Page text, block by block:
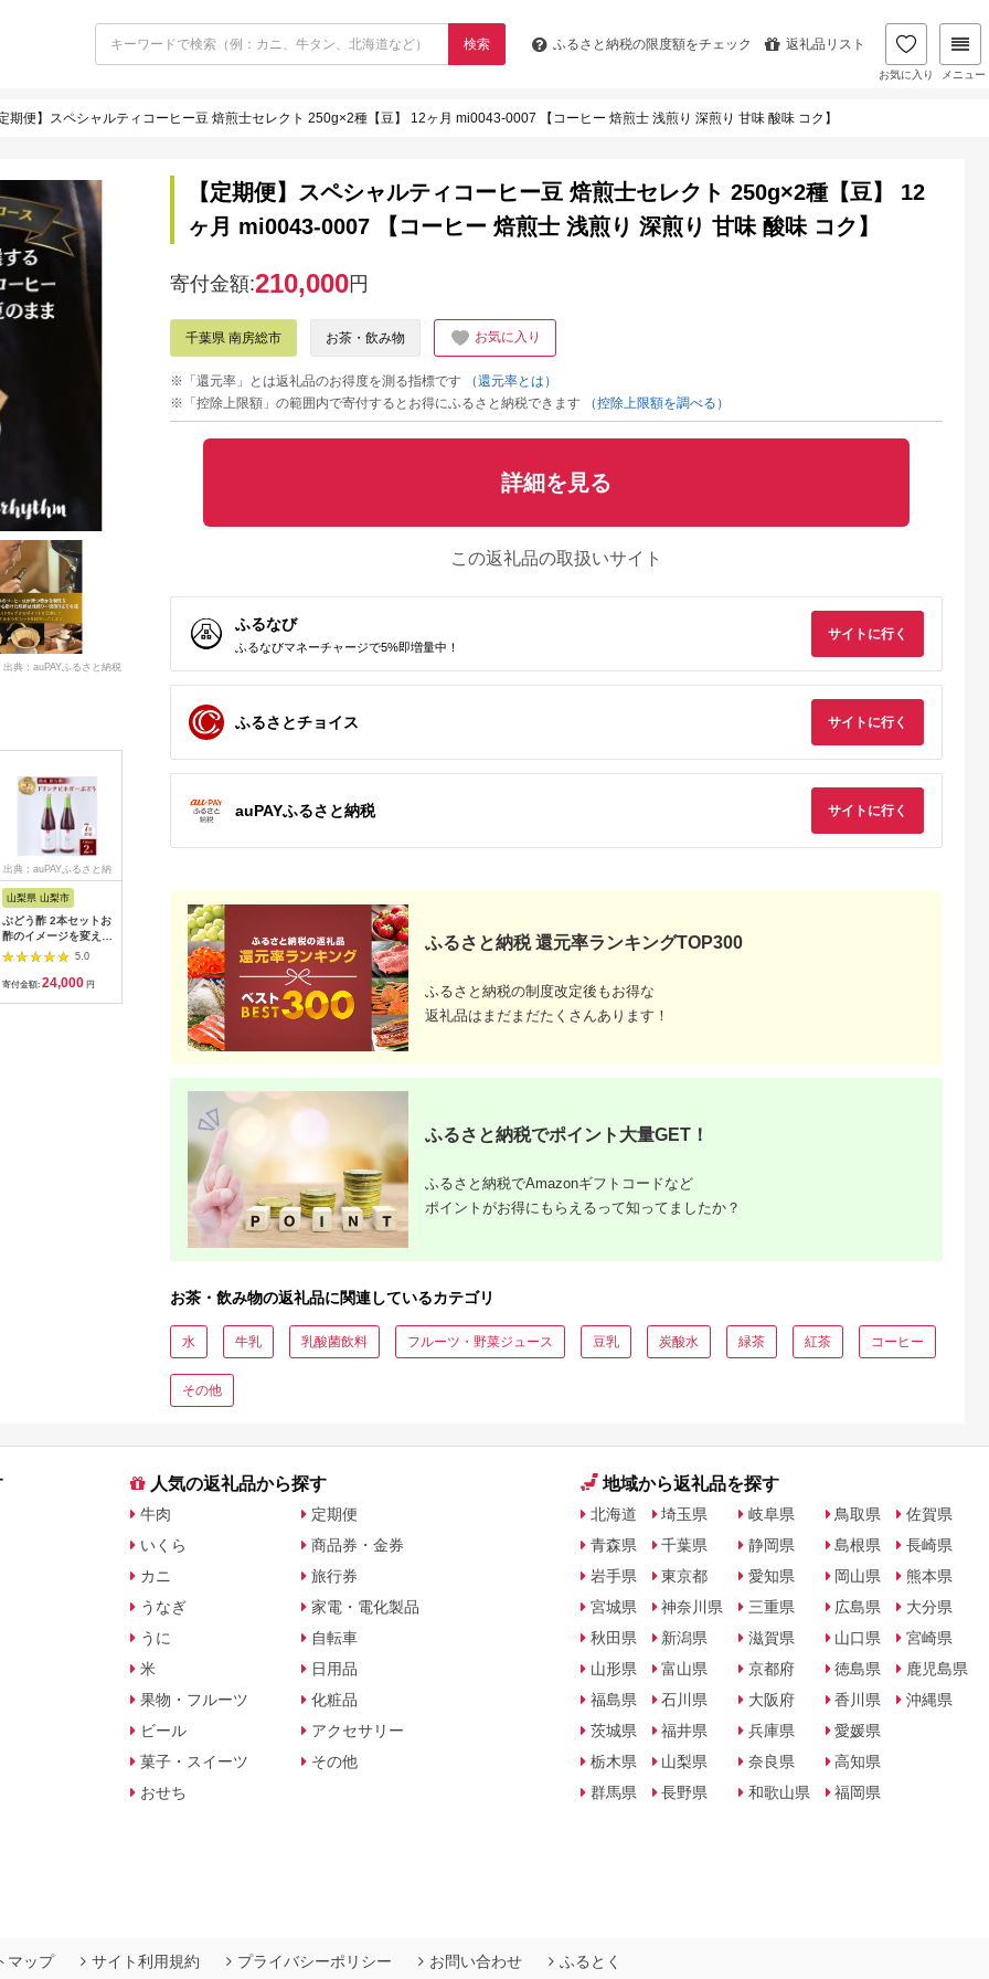
検索 ふるさと納税の限度額をチェック 返礼品リスト
お気に入り メニュー
定期便】スペシャルティコーヒー豆 焙煎士セレクト 250g×2種【豆】 12ヶ月 mi0043-0007 【コーヒー 焙煎士 浅煎り 深煎り 甘味 酸味 コク】
出典：auPAYふるさと納税
出典：auPAYふるさと納
山梨県 山梨市
ぶどう酢 2本セットお
酢のイメージを変える
熟成飲む酢!ドリンク
ビネガーぶどう (7倍
濃縮タイプ)_ ふるさ
5.0
寄付金額: 24,000 円
契約農家が露地栽培し
た完熟トマトケチャッ
プ（320g瓶×4個）保
存料 無添加 国産 北海
道産 n-0080
5.0
寄付金額:13,000
自家焙煎珈琲 イルガ
チェフェ（豆） 300g
5.0
寄付金額: 10,000円
ヒドライゼロ
500ml×24本 1ケー
寄付金額: 75,000 円
速10日以内発送】 炭
酸水 缶 500ml×24本
物 お水 炭酸飲料 お酒
サワー シロップ 果実
酢 割りもの ストック
寄付金額:10,000
（100mL×50本）
【指定医薬部外品 栄
【定期便】スペシャルティコーヒー豆 焙煎士セレクト 250g×2種【豆】 12
ヶ月 mi0043-0007 【コーヒー 焙煎士 浅煎り 深煎り 甘味 酸味 コク】
寄付金額:210,000円
千葉県 南房総市 お茶・飲み物 お気に入り
※「還元率」とは返礼品のお得度を測る指標です
（還元率とは）
※「控除上限額」の範囲内で寄付するとお得にふるさと納税できます
（控除上限額を調べる）
詳細を見る
この返礼品の取扱いサイト
ふるなび
ふるなびマネーチャージで5%即増量中！
サイトに行く
ふるさとチョイス サイトに行く
auPAYふるさと納税 サイトに行く
ふるさと納税 還元率ランキングTOP300
ふるさと納税の制度改定後もお得な
返礼品はまだまだたくさんあります！
ふるさと納税でポイント大量GET！
ふるさと納税でAmazonギフトコードなど
ポイントがお得にもらえるって知ってましたか？
お茶・飲み物の返礼品に関連しているカテゴリ
水 牛乳 乳酸菌飲料 フルーツ・野菜ジュース 豆乳 炭酸水 緑茶 紅茶 コーヒー
その他
人気の返礼品から探す
牛肉
いくら
カニ
うなぎ
うに
米
果物・フルーツ
ビール
菓子・スイーツ
おせち
定期便
商品券・金券
旅行券
家電・電化製品
自転車
日用品
化粧品
アクセサリー
その他
地域から返礼品を探す
北海道
青森県
岩手県
宮城県
秋田県
山形県
福島県
茨城県
栃木県
群馬県
埼玉県
千葉県
東京都
神奈川県
新潟県
富山県
石川県
福井県
山梨県
長野県
岐阜県
静岡県
愛知県
三重県
滋賀県
京都府
大阪府
兵庫県
奈良県
和歌山県
鳥取県
島根県
岡山県
広島県
山口県
徳島県
香川県
愛媛県
高知県
福岡県
佐賀県
長崎県
熊本県
大分県
宮崎県
鹿児島県
沖縄県
マップ サイト利用規約 プライバシーポリシー お問い合わせ ふるとく